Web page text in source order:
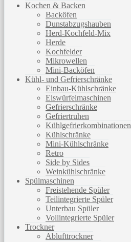
Kochen & Backen
Backöfen
Dunstabzugshauben
Herd-Kochfeld-Mix
Herde
Kochfelder
Mikrowellen
Mini-Backöfen
Kühl- und Gefrierschränke
Einbau-Kühlschränke
Eiswürfelmaschinen
Gefrierschränke
Gefriertruhen
Kühlgefrierkombinationen
Kühlschränke
Mini-Kühlschränke
Retro
Side by Sides
Weinkühlschränke
Spülmaschinen
Freistehende Spüler
Teilintegrierte Spüler
Unterbau Spüler
Vollintegrierte Spüler
Trockner
Ablufttrockner